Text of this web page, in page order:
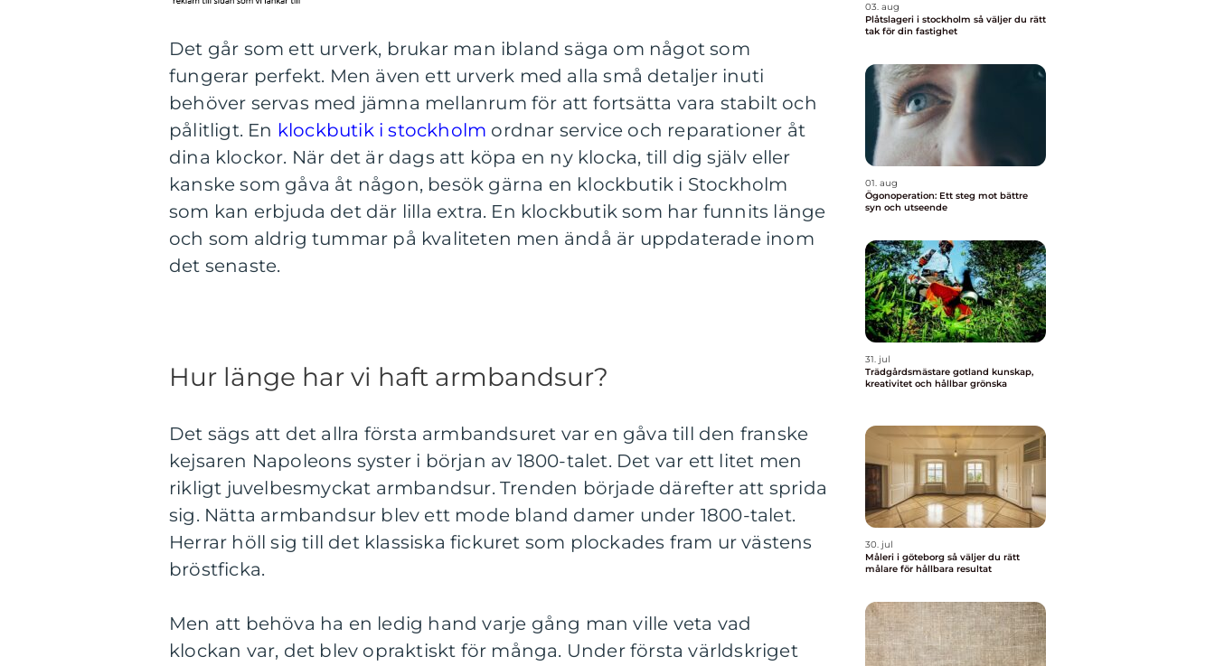
Det går som ett urverk, brukar man ibland säga om något som
fungerar perfekt. Men även ett urverk med alla små detaljer inuti
behöver servas med jämna mellanrum för att fortsätta vara stabilt och
pålitligt. En klockbutik i stockholm ordnar service och reparationer åt
dina klockor. När det är dags att köpa en ny klocka, till dig själv eller
kanske som gåva åt någon, besök gärna en klockbutik i Stockholm
som kan erbjuda det där lilla extra. En klockbutik som har funnits länge
och som aldrig tummar på kvaliteten men ändå är uppdaterade inom
det senaste.
Hur länge har vi haft armbandsur?
Det sägs att det allra första armbandsuret var en gåva till den franske
kejsaren Napoleons syster i början av 1800-talet. Det var ett litet men
rikligt juvelbesmyckat armbandsur. Trenden började därefter att sprida
sig. Nätta armbandsur blev ett mode bland damer under 1800-talet.
Herrar höll sig till det klassiska fickuret som plockades fram ur västens
bröstficka.
Men att behöva ha en ledig hand varje gång man ville veta vad
klockan var, det blev opraktiskt för många. Under första världskriget
03. aug
Plåtslageri i stockholm så väljer du rätt
tak för din fastighet
01. aug
Ögonoperation: Ett steg mot bättre
syn och utseende
31. jul
Trädgårdsmästare gotland kunskap,
kreativitet och hållbar grönska
30. jul
Måleri i göteborg så väljer du rätt
målare för hållbara resultat